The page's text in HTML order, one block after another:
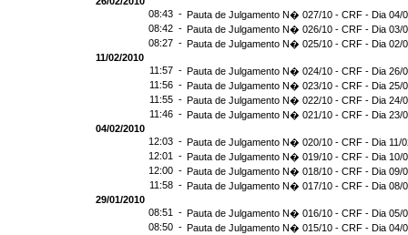
08:43 - Pauta de Julgamento N� 027/10 - CRF - Dia 04/
08:42 - Pauta de Julgamento N� 026/10 - CRF - Dia 03/
08:27 - Pauta de Julgamento N� 025/10 - CRF - Dia 02/
11/02/2010
11:57 - Pauta de Julgamento N� 024/10 - CRF - Dia 26/
11:56 - Pauta de Julgamento N� 023/10 - CRF - Dia 25/
11:55 - Pauta de Julgamento N� 022/10 - CRF - Dia 24/
11:46 - Pauta de Julgamento N� 021/10 - CRF - Dia 23/
04/02/2010
12:03 - Pauta de Julgamento N� 020/10 - CRF - Dia 11/
12:01 - Pauta de Julgamento N� 019/10 - CRF - Dia 10/
12:00 - Pauta de Julgamento N� 018/10 - CRF - Dia 09/
11:58 - Pauta de Julgamento N� 017/10 - CRF - Dia 08/
29/01/2010
08:51 - Pauta de Julgamento N� 016/10 - CRF - Dia 05/
08:50 - Pauta de Julgamento N� 015/10 - CRF - Dia 04/